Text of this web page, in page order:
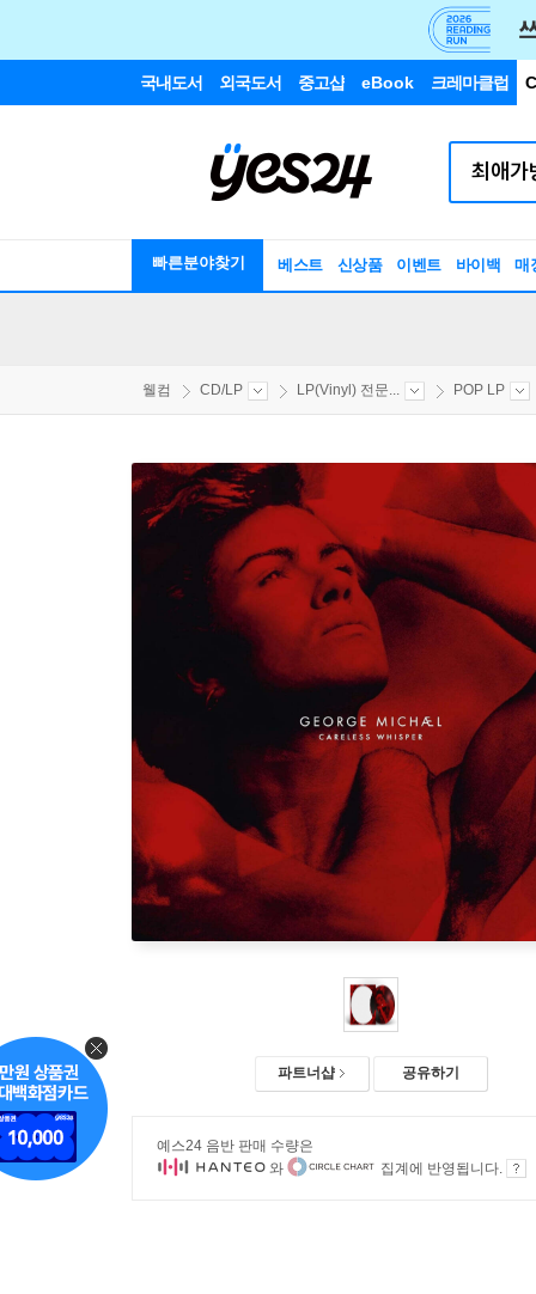
국내도서 외국도서 중고샵 eBook 크레마클럽
빠른분야찾기 베스트 신상품 이벤트 바이백 매
웰컴 CD/LP LP(Vinyl) 전문... POP LP
파트너샵 공유하기
예스24 음반 판매 수량은
와
집계에 반영됩니다.